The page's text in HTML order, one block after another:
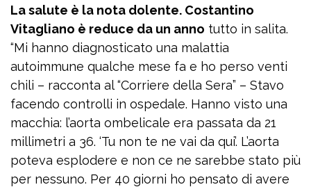
La salute è la nota dolente. Costantino
Vitagliano è reduce da un anno tutto in salita.
“Mi hanno diagnosticato una malattia
autoimmune qualche mese fa e ho perso venti
chili – racconta al “Corriere della Sera” – Stavo
facendo controlli in ospedale. Hanno visto una
macchia: l’aorta ombelicale era passata da 21
millimetri a 36. ‘Tu non te ne vai da qui’. L’aorta
poteva esplodere e non ce ne sarebbe stato più
per nessuno. Per 40 giorni ho pensato di avere